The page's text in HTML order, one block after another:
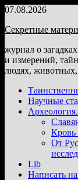
Перейти
содержимому
07.08.2026
Секретные
журнал о
и измерений,
людях, животных,
Научные
Кровь
От
Lib
Написать